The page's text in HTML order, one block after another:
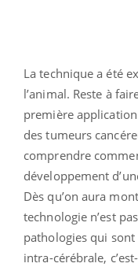
La technique a été
l’animal. Reste à
première
des tumeurs
comprendre
développement
Dès qu’on aura
technologie n’est
pathologies qui
intra-cérébrale,